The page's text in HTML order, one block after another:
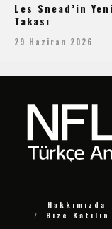
Les Snead’in
Takası
29 Haziran 2026
Hakkımızda
Bize Katılın